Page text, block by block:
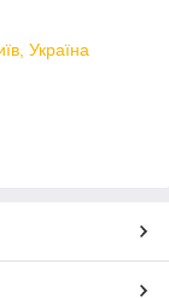
Україна